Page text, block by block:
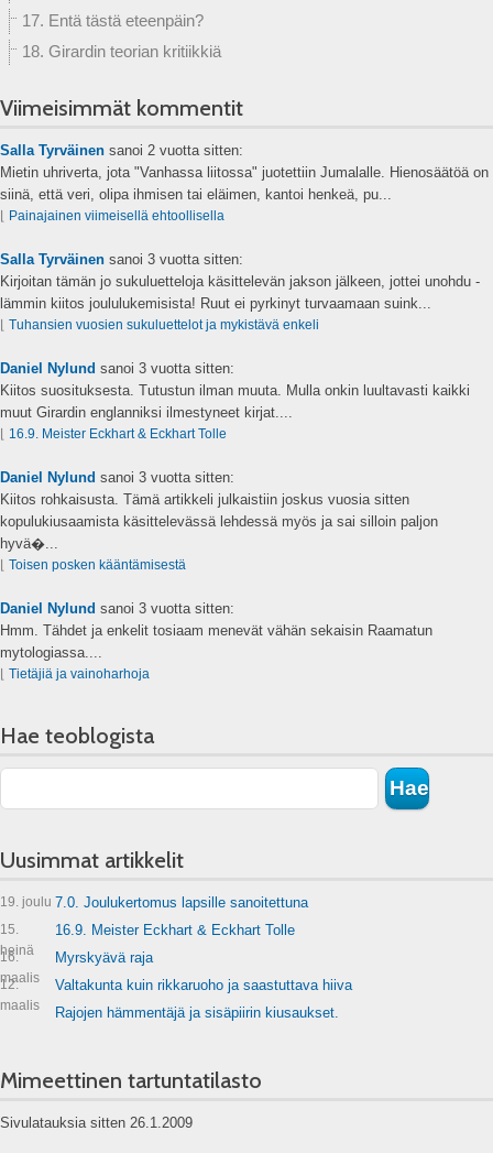
17. Entä tästä eteenpäin?
18. Girardin teorian kritiikkiä
Viimeisimmät kommentit
Salla Tyrväinen sanoi 2 vuotta sitten:
Mietin uhriverta, jota "Vanhassa liitossa" juotettiin Jumalalle. Hienosäätöä on
siinä, että veri, olipa ihmisen tai eläimen, kantoi henkeä, pu...
Painajainen viimeisellä ehtoollisella
Salla Tyrväinen sanoi 3 vuotta sitten:
Kirjoitan tämän jo sukuluetteloja käsittelevän jakson jälkeen, jottei unohdu -
lämmin kiitos joululukemisista! Ruut ei pyrkinyt turvaamaan suink...
Tuhansien vuosien sukuluettelot ja mykistävä enkeli
Daniel Nylund sanoi 3 vuotta sitten:
Kiitos suosituksesta. Tutustun ilman muuta. Mulla onkin luultavasti kaikki
muut Girardin englanniksi ilmestyneet kirjat....
16.9. Meister Eckhart & Eckhart Tolle
Daniel Nylund sanoi 3 vuotta sitten:
Kiitos rohkaisusta. Tämä artikkeli julkaistiin joskus vuosia sitten
kopulukiusaamista käsittelevässä lehdessä myös ja sai silloin paljon
hyvä�...
Toisen posken kääntämisestä
Daniel Nylund sanoi 3 vuotta sitten:
Hmm. Tähdet ja enkelit tosiaam menevät vähän sekaisin Raamatun
mytologiassa....
Tietäjiä ja vainoharhoja
Hae teoblogista
Uusimmat artikkelit
19. joulu 7.0. Joulukertomus lapsille sanoitettuna
15.
heinä
16.9. Meister Eckhart & Eckhart Tolle
16.
maalis
Myrskyävä raja
12.
maalis
Valtakunta kuin rikkaruoho ja saastuttava hiiva
Rajojen hämmentäjä ja sisäpiirin kiusaukset.
Mimeettinen tartuntatilasto
Sivulatauksia sitten 26.1.2009